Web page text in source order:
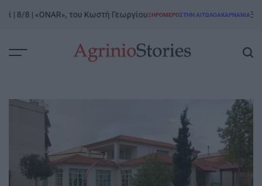
8/8 | «ONAR», του Κωστή ΓεωργίουPOSTED
ΞΗΡΟΜΕΡΟΣΤΗΝ ΑΙΤΩΛΟΑΚΑΡΝΑΝΊΑ